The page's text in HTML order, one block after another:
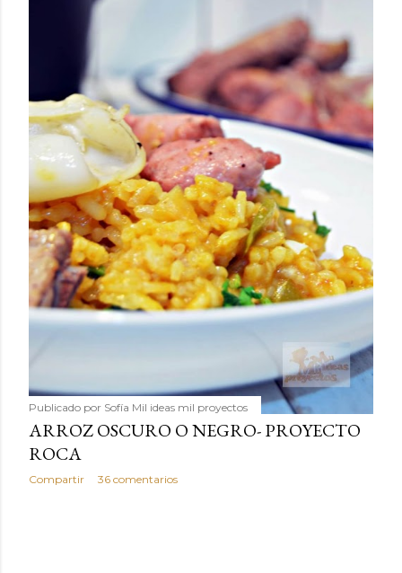
Publicado por Sofía Mil ideas mil proyectos
ARROZ OSCURO O NEGRO- PROYECTO
ROCA
Compartir 36 comentarios